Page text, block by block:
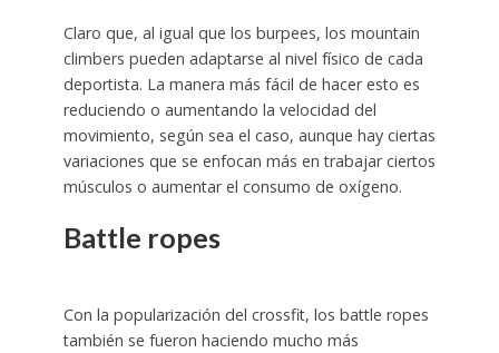
Claro que, al igual que los burpees, los mountain
climbers pueden adaptarse al nivel físico de cada
deportista. La manera más fácil de hacer esto es
reduciendo o aumentando la velocidad del
movimiento, según sea el caso, aunque hay ciertas
variaciones que se enfocan más en trabajar ciertos
músculos o aumentar el consumo de oxígeno.
Battle ropes
Con la popularización del crossfit, los battle ropes
también se fueron haciendo mucho más